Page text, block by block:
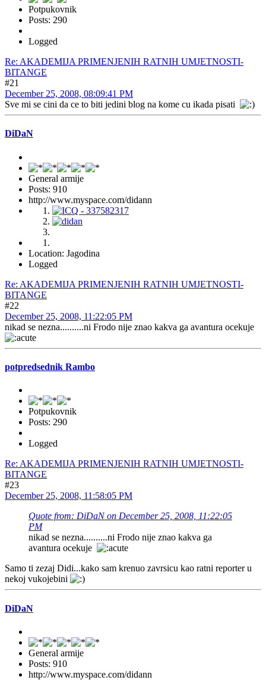
Potpukovnik
Posts: 290
Logged
Re: AKADEMIJA PRIMENJENIH RATNIH UMJETNOSTI-
BITANGE
#21
December 25, 2008, 08:09:41 PM
Sve mi se cini da ce to biti jedini blog na kome cu ikada pisati
DiDaN
General armije
Posts: 910
http://www.myspace.com/didann
Location: Jagodina
Logged
Re: AKADEMIJA PRIMENJENIH RATNIH UMJETNOSTI-
BITANGE
#22
December 25, 2008, 11:22:05 PM
nikad se nezna..........ni Frodo nije znao kakva ga avantura ocekuje
potpredsednik Rambo
Potpukovnik
Posts: 290
Logged
Re: AKADEMIJA PRIMENJENIH RATNIH UMJETNOSTI-
BITANGE
#23
December 25, 2008, 11:58:05 PM
Quote from: DiDaN on December 25, 2008, 11:22:05
PM
nikad se nezna..........ni Frodo nije znao kakva ga
avantura ocekuje
Samo ti zezaj Didi...kako sam krenuo zavrsicu kao ratni reporter u
nekoj vukojebini
DiDaN
General armije
Posts: 910
http://www.myspace.com/didann